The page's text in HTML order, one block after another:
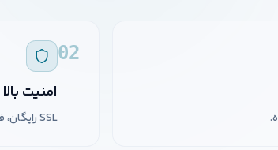
02
امنیت بالا
SSL رایگان، فایروال و ایزولاسیون بین پروژه‌ها.